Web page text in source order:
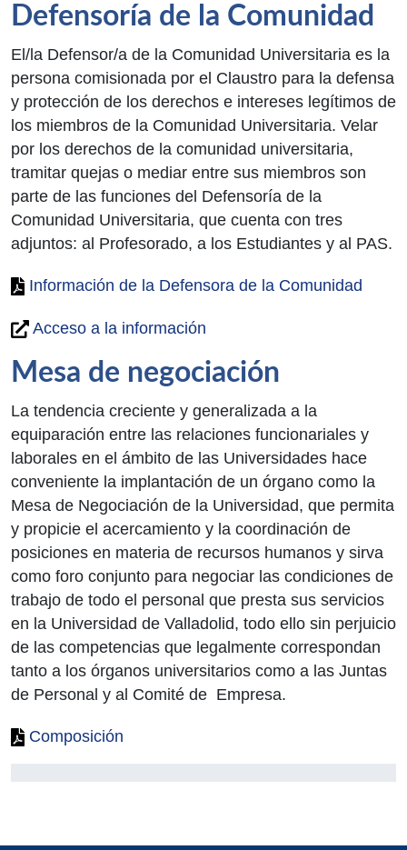
Defensoría de la Comunidad
El/la Defensor/a de la Comunidad Universitaria es la
persona comisionada por el Claustro para la defensa
y protección de los derechos e intereses legítimos de
los miembros de la Comunidad Universitaria. Velar
por los derechos de la comunidad universitaria,
tramitar quejas o mediar entre sus miembros son
parte de las funciones del Defensoría de la
Comunidad Universitaria, que cuenta con tres
adjuntos: al Profesorado, a los Estudiantes y al PAS.
Información de la Defensora de la Comunidad
Acceso a la información
Mesa de negociación
La tendencia creciente y generalizada a la
equiparación entre las relaciones funcionariales y
laborales en el ámbito de las Universidades hace
conveniente la implantación de un órgano como la
Mesa de Negociación de la Universidad, que permita
y propicie el acercamiento y la coordinación de
posiciones en materia de recursos humanos y sirva
como foro conjunto para negociar las condiciones de
trabajo de todo el personal que presta sus servicios
en la Universidad de Valladolid, todo ello sin perjuicio
de las competencias que legalmente correspondan
tanto a los órganos universitarios como a las Juntas
de Personal y al Comité de Empresa.
Composición